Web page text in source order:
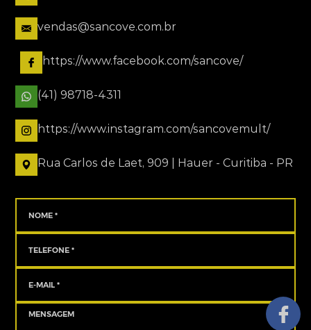
vendas@sancove.com.br
https://www.facebook.com/sancove/
(41) 98718-4311
https://www.instagram.com/sancovemult/
Rua Carlos de Laet, 909 | Hauer - Curitiba - PR